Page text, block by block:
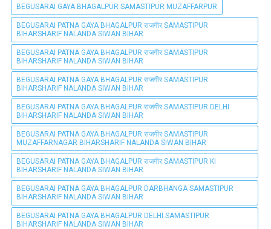
BEGUSARAI GAYA BHAGALPUR SAMASTIPUR MUZAFFARPUR
BEGUSARAI PATNA GAYA BHAGALPUR राजगीर SAMASTIPUR
BIHARSHARIF NALANDA SIWAN BIHAR
BEGUSARAI PATNA GAYA BHAGALPUR राजगीर SAMASTIPUR
BIHARSHARIF NALANDA SIWAN BIHAR
BEGUSARAI PATNA GAYA BHAGALPUR राजगीर SAMASTIPUR
BIHARSHARIF NALANDA SIWAN BIHAR
BEGUSARAI PATNA GAYA BHAGALPUR राजगीर SAMASTIPUR DELHI
BIHARSHARIF NALANDA SIWAN BIHAR
BEGUSARAI PATNA GAYA BHAGALPUR राजगीर SAMASTIPUR
MUZAFFARNAGAR BIHARSHARIF NALANDA SIWAN BIHAR
BEGUSARAI PATNA GAYA BHAGALPUR राजगीर SAMASTIPUR KI
BIHARSHARIF NALANDA SIWAN BIHAR
BEGUSARAI PATNA GAYA BHAGALPUR DARBHANGA SAMASTIPUR
BIHARSHARIF NALANDA SIWAN BIHAR
BEGUSARAI PATNA GAYA BHAGALPUR DELHI SAMASTIPUR
BIHARSHARIF NALANDA SIWAN BIHAR